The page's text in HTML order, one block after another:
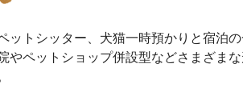
ットシッター、犬猫一時預かりと宿泊の
やペットショップ併設型などさまざま